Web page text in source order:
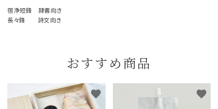
宿浄短鋒 隷書向き
長々鋒 詩文向き
おすすめ商品
favorite favorite